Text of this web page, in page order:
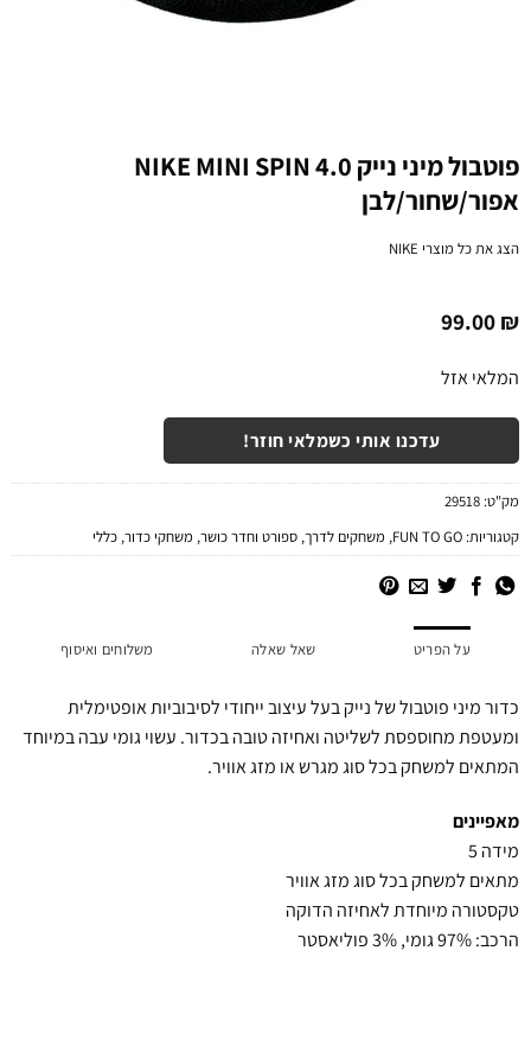
פוטבול מיני נייק NIKE MINI SPIN 4.0
אפור/שחור/לבן
הצג את כל מוצריNIKE
99.00₪
המלאי אזל
עדכנו אותי כשמלאי חוזר!
מק"ט:29518
קטגוריות:FUN TO GO
,משחקים לדרך,ספורט וחדר כושר,משחקי כדור,כללי
על הפריט שאל שאלה משלוחים ואיסוף
כדור מיני פוטבול של נייק בעל עיצוב ייחודי לסיבוביות אופטימלית
ומעטפת מחוספסת לשליטה ואחיזה טובה בכדור. עשוי גומי עבה במיוחד
המתאים למשחק בכל סוג מגרש או מזג אוויר.
מאפיינים
מידה 5
מתאים למשחק בכל סוג מזג אוויר
טקסטורה מיוחדת לאחיזה הדוקה
הרכב: 97% גומי, 3% פוליאסטר